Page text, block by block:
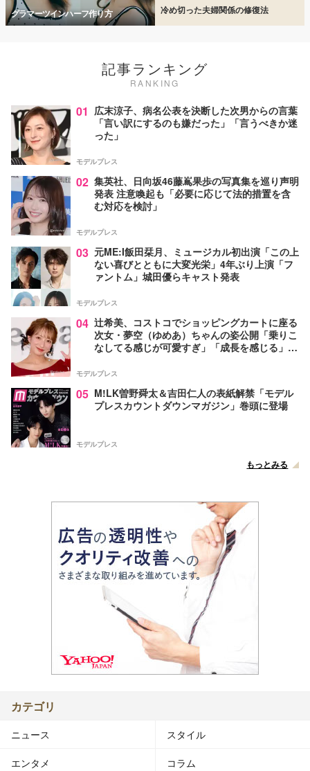
グラマーツインハーフ作り方 冷め切った夫婦関係の修復法
記事ランキング
RANKING
01 広末涼子、病名公表を決断した次男からの言葉
「言い訳にするのも嫌だった」「言うべきか迷
った」
モデルプレス
02 集英社、日向坂46藤嶌果歩の写真集を巡り声明
発表 注意喚起も「必要に応じて法的措置を含
む対応を検討」
モデルプレス
03 元ME:I飯田栞月、ミュージカル初出演「この上
ない喜びとともに大変光栄」4年ぶり上演「フ
ァントム」城田優らキャスト発表
モデルプレス
04 辻希美、コストコでショッピングカートに座る
次女・夢空（ゆめあ）ちゃんの姿公開「乗りこ
なしてる感じが可愛すぎ」「成長を感じる」の
モデルプレス
05 M!LK曽野舜太＆吉田仁人の表紙解禁「モデル
プレスカウントダウンマガジン」巻頭に登場
モデルプレス
もっとみる
カテゴリ
ニュース スタイル
エンタメ コラム